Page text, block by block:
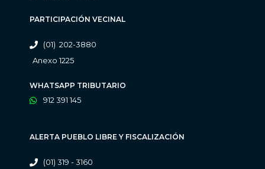
PARTICIPACIÓN VECINAL
(01) 202-3880
Anexo 1225
WHATSAPP TRIBUTARIO
912 391 145
ALERTA PUEBLO LIBRE Y FISCALIZACIÓN
(01) 319 - 3160